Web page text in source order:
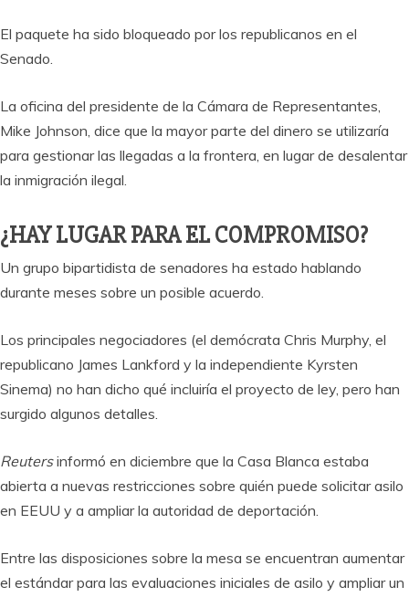
El paquete ha sido bloqueado por los republicanos en el
Senado.
La oficina del presidente de la Cámara de Representantes,
Mike Johnson, dice que la mayor parte del dinero se utilizaría
para gestionar las llegadas a la frontera, en lugar de desalentar
la inmigración ilegal.
¿HAY LUGAR PARA EL COMPROMISO?
Un grupo bipartidista de senadores ha estado hablando
durante meses sobre un posible acuerdo.
Los principales negociadores (el demócrata Chris Murphy, el
republicano James Lankford y la independiente Kyrsten
Sinema) no han dicho qué incluiría el proyecto de ley, pero han
surgido algunos detalles.
Reutersinformó en diciembre que la Casa Blanca estaba
abierta a nuevas restricciones sobre quién puede solicitar asilo
en EEUU y a ampliar la autoridad de deportación.
Entre las disposiciones sobre la mesa se encuentran aumentar
el estándar para las evaluaciones iniciales de asilo y ampliar un